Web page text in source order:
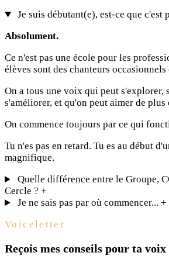
Je suis débutant(e), est-ce que c'est
Absolument.
Ce n'est pas une école pour les
élèves sont des chanteurs occasionnels
On a tous une voix qui peut s'explorer,
s'améliorer, et qu'on peut aimer de plus
On commence toujours par ce qui
Tu n'es pas en retard. Tu es au début
magnifique.
Quelle différence entre le Groupe,
Cercle ? +
Je ne sais pas par où commencer...+
Voiceletter
Reçois mes conseils pour ta voix